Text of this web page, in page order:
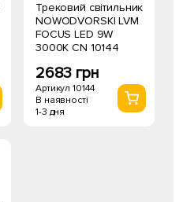
Трековий світильник
NOWODVORSKI LVM
FOCUS LED 9W
3000К CN 10144
2683 грн
Артикул 10144
В наявності
1-3 дня